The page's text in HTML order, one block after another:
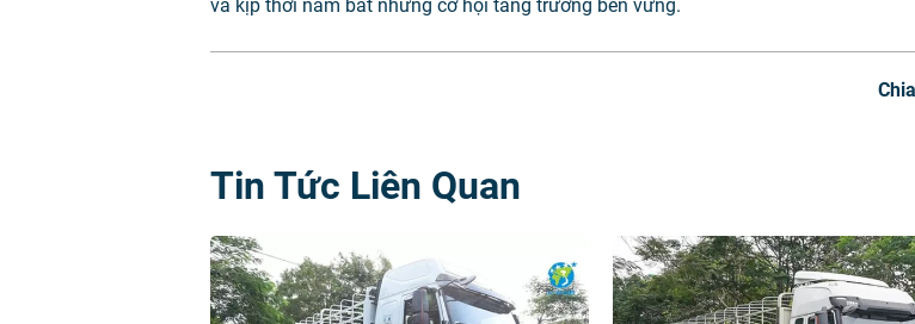
và kịp thời nắm bắt những cơ hội tăng trưởng bền vững.
Tin Tức Liên Quan